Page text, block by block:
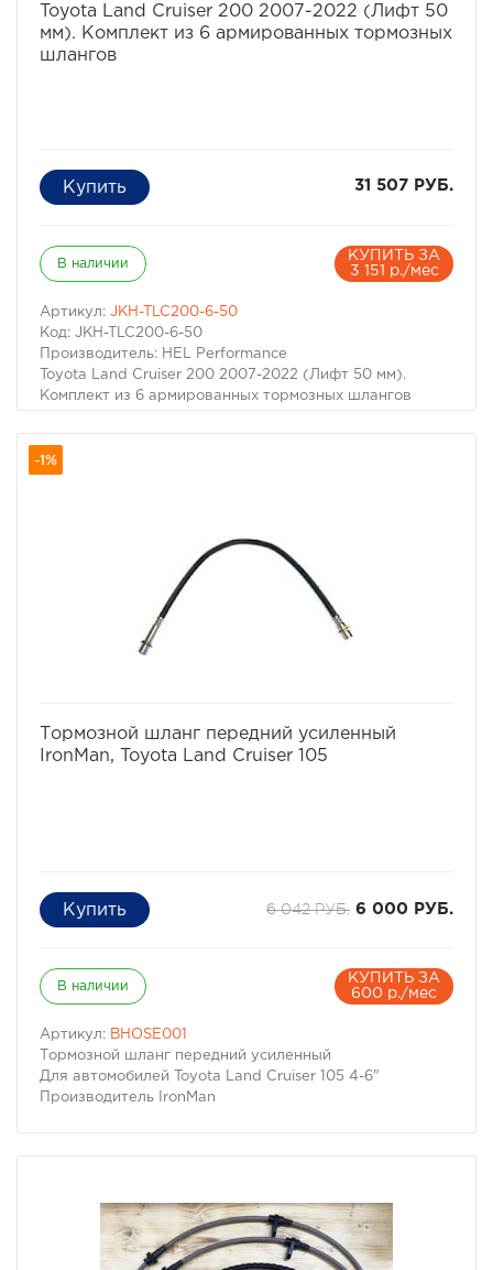
Toyota Land Cruiser 200 2007-2022 (Лифт 50
мм). Комплект из 6 армированных тормозных
шлангов
31 507 РУБ.
В наличии
КУПИТЬ ЗА
3 151 р./мес
Артикул: JKH-TLC200-6-50
Код: JKH-TLC200-6-50
Производитель: HEL Performance
Toyota Land Cruiser 200 2007-2022 (Лифт 50 мм).
Комплект из 6 армированных тормозных шлангов
-1%
Тормозной шланг передний усиленный
IronMan, Toyota Land Cruiser 105
6 042 РУБ. 6 000 РУБ.
В наличии
КУПИТЬ ЗА
600 р./мес
Артикул: BHOSE001
Тормозной шланг передний усиленный
Для автомобилей Toyota Land Cruiser 105 4-6"
Производитель IronMan